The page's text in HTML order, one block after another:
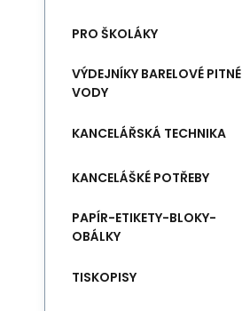
PRO ŠKOLÁKY
VÝDEJNÍKY BARELOVÉ PITNÉ
VODY
KANCELÁŘSKÁ TECHNIKA
KANCELÁŠKÉ POTŘEBY
PAPÍR-ETIKETY-BLOKY-
OBÁLKY
TISKOPISY